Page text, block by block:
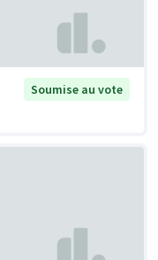
Soumise au vote